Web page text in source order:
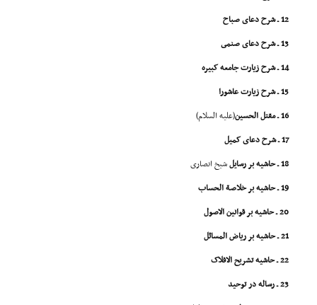
12 ـ شرح دعاى صباح
13 ـ شرح دعاى صنمى
14 ـ شرح زیارت جامعه کبیره
15 ـ شرح زیارت عاشورا
16 ـ مقتل الحسین
(علیه السلام)
17 ـ شرح دعاى کمیل
18 ـ حاشیه بر رسایل
شیخ انصارى
19 ـ حاشیه بر خلاصة الحساب
20 ـ حاشیه بر قوانین الاصول
21 ـ حاشیه بر ریاض المسائل
22 ـ حاشیه تشریح الافلاک
23 ـ رساله در توحید